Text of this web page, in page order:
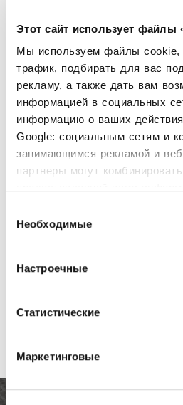
Этот сайт использует файлы
Мы используем файлы cookie,
трафик, подбирать для вас
рекламу, а также дать вам
информацией в социальных
информацию о ваших
Google: социальным сетям и
занимающимся рекламой и
партнеры могут
вами их сервисов.
согласия
Необходимые
Настроечные
Статистические
Маркетинговые